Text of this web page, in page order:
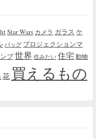
Star Wars カメラ ガラス ケ
バッグ プロジェクションマ
プ世界 住みたい 住宅 動物
花 買えるもの